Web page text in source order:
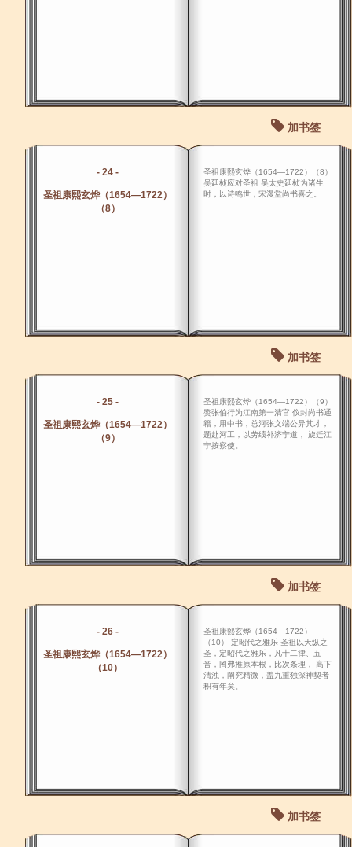
加书签
- 24 -
圣祖康熙玄烨（1654―1722）
（8）
圣祖康熙玄烨（1654―1722）（8）
吴廷桢应对圣祖 吴太史廷桢为诸生
时，以诗鸣世，宋漫堂尚书喜之。
加书签
- 25 -
圣祖康熙玄烨（1654―1722）
（9）
圣祖康熙玄烨（1654―1722）（9）
赞张伯行为江南第一清官 仪封尚书通
籍，用中书，总河张文端公异其才，
题赴河工，以劳绩补济宁道， 旋迁江
宁按察使。
加书签
- 26 -
圣祖康熙玄烨（1654―1722）
（10）
圣祖康熙玄烨（1654―1722）
（10） 定昭代之雅乐 圣祖以天纵之
圣，定昭代之雅乐，凡十二律、五
音，罔弗推原本根，比次条理， 高下
清浊，阐究精微，盖九重独深神契者
积有年矣。
加书签